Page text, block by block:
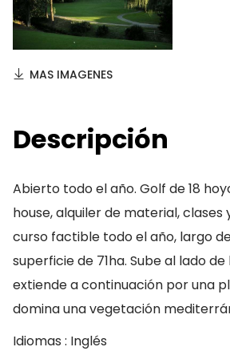
MAS IMAGENES
Descripción
Abierto todo el año. Golf de 18
house, alquiler de material, clases
curso factible todo el año, largo
superficie de 71ha. Sube al lado
extiende a continuación por una
domina una vegetación
Idiomas : Inglés